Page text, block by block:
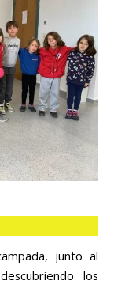
junto al
los